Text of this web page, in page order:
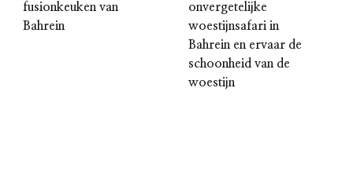
fusionkeuken van
Bahrein
onvergetelijke
woestijnsafari in
Bahrein en ervaar de
schoonheid van de
woestijn